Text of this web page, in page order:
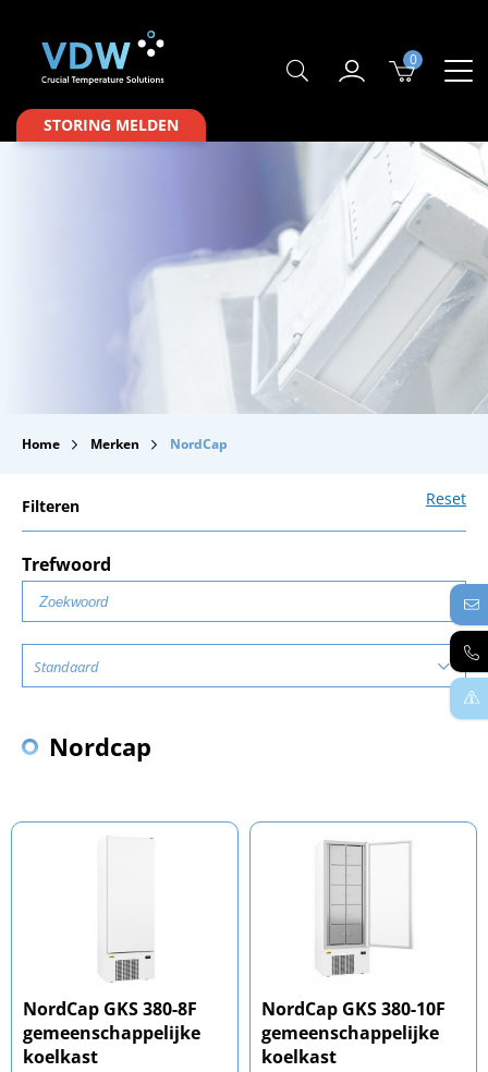
Producten
Branches
Service & Onderhoud
0
STORING MELDEN
Home Merken NordCap
Filteren
Trefwoord
Reset
Standaard
Nordcap
NordCap GKS 380-8F
gemeenschappelijke
koelkast
NordCap GKS 380-10F
gemeenschappelijke
koelkast